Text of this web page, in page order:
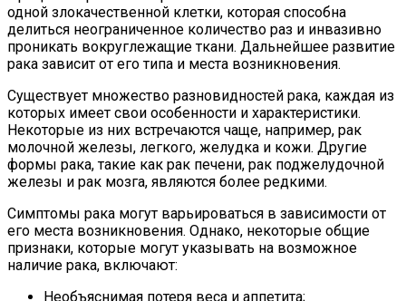
одной злокачественной клетки, которая способна
делиться неограниченное количество раз и инвазивно
проникать вокруглежащие ткани. Дальнейшее развитие
рака зависит от его типа и места возникновения.
Существует множество разновидностей рака, каждая из
которых имеет свои особенности и характеристики.
Некоторые из них встречаются чаще, например, рак
молочной железы, легкого, желудка и кожи. Другие
формы рака, такие как рак печени, рак поджелудочной
железы и рак мозга, являются более редкими.
Симптомы рака могут варьироваться в зависимости от
его места возникновения. Однако, некоторые общие
признаки, которые могут указывать на возможное
наличие рака, включают:
Необъяснимая потеря веса и аппетита;